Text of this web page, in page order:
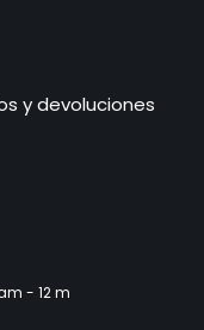
y devoluciones
- 12 m